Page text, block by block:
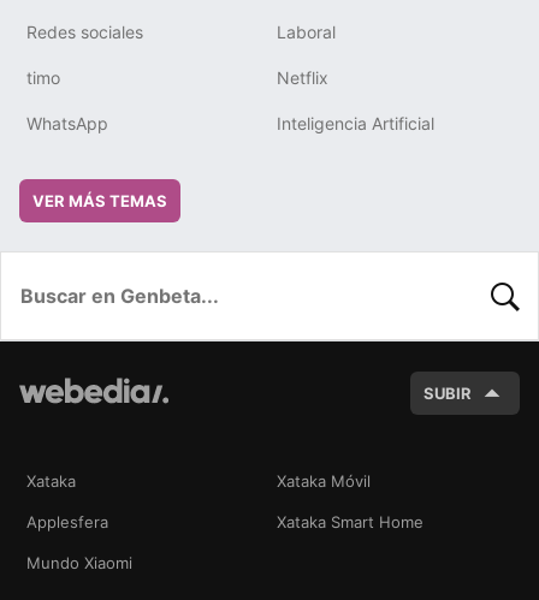
Redes sociales Laboral
timo Netflix
WhatsApp Inteligencia Artificial
VER MÁS TEMAS
SUBIR
Xataka Xataka Móvil
Applesfera Xataka Smart Home
Mundo Xiaomi